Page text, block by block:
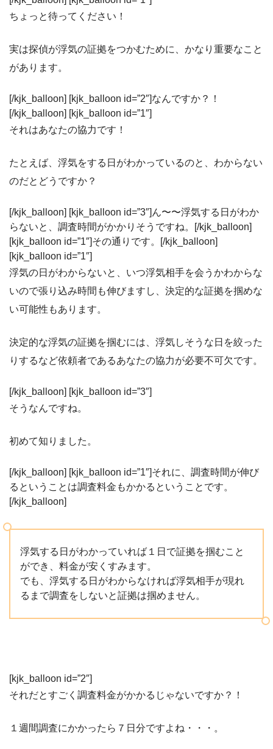
ちょっと待ってください！
実は探偵が浮気の証拠をつかむために、かなり重要なこと
があります。
[/kjk_balloon] [kjk_balloon id=”2″]なんですか？！
[/kjk_balloon] [kjk_balloon id=”1″]
それはあなたの協力です！
たとえば、浮気をする日がわかっているのと、わからない
のだとどうですか？
[/kjk_balloon] [kjk_balloon id=”3″]ん〜〜浮気する日がわか
らないと、調査時間がかかりそうですね。[/kjk_balloon]
[kjk_balloon id=”1″]その通りです。[/kjk_balloon]
[kjk_balloon id=”1″]
浮気の日がわからないと、いつ浮気相手を会うかわからな
いので張り込み時間も伸びますし、決定的な証拠を掴めな
い可能性もあります。
決定的な浮気の証拠を掴むには、浮気しそうな日を絞った
りするなど依頼者であるあなたの協力が必要不可欠です。
[/kjk_balloon] [kjk_balloon id=”3″]
そうなんですね。
初めて知りました。
[/kjk_balloon] [kjk_balloon id=”1″]それに、調査時間が伸び
るということは調査料金もかかるということです。
[/kjk_balloon]
浮気する日がわかっていれば１日で証拠を掴むこと
ができ、料金が安くすみます。
でも、浮気する日がわからなければ浮気相手が現れ
るまで調査をしないと証拠は掴めません。
[kjk_balloon id=”2″]
それだとすごく調査料金がかかるじゃないですか？！
１週間調査にかかったら７日分ですよね・・・。